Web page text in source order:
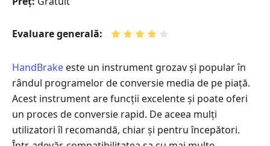
Evaluare generală:
HandBrake este un instrument grozav și popular în
rândul programelor de conversie media de pe piață.
Acest instrument are funcții excelente și poate oferi
un proces de conversie rapid. De aceea mulți
utilizatori îl recomandă, chiar și pentru începători.